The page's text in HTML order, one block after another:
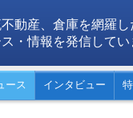
動産、倉庫を網羅し
・情報を発信してい
ース インタビュー